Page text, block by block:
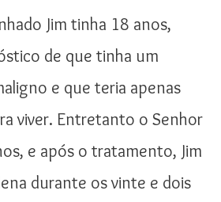
Jim tinha 18 anos,
de que tinha um
e que teria apenas
viver. Entretanto o Senhor
e após o tratamento, Jim
durante os vinte e dois